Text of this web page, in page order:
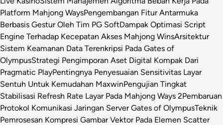
Platform Mahjong WaysPengembangan Fitur Antarmuka
Berbasis Gestur Oleh Tim PG SoftDampak Optimasi Script
Engine Terhadap Kecepatan Akses Mahjong WinsArsitektur
Sistem Keamanan Data Terenkripsi Pada Gates of
OlympusStrategi Pengimporan Aset Digital Kompak Dari
Pragmatic PlayPentingnya Penyesuaian Sensitivitas Layar
Sentuh Untuk Kemudahan MaxwinPengujian Tingkat
Stabilisasi Refresh Rate Layar Pada Mahjong Ways 2Pembaruan
Protokol Komunikasi Jaringan Server Gates of OlympusTeknik
Pemrosesan Kompresi Gambar Vektor Pada Elemen Scatter